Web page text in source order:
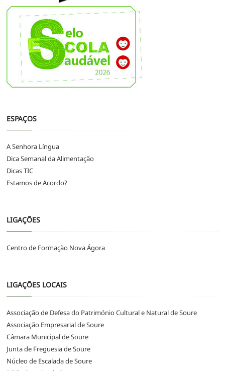
ESPAÇOS
A Senhora Língua
Dica Semanal da Alimentação
Dicas TIC
Estamos de Acordo?
LIGAÇÕES
Centro de Formação Nova Ágora
LIGAÇÕES LOCAIS
Associação de Defesa do Património Cultural e Natural de Soure
Associação Empresarial de Soure
Câmara Municipal de Soure
Junta de Freguesia de Soure
Núcleo de Escalada de Soure